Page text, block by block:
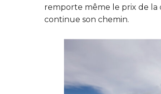
remporte même le prix de la
continue son chemin.